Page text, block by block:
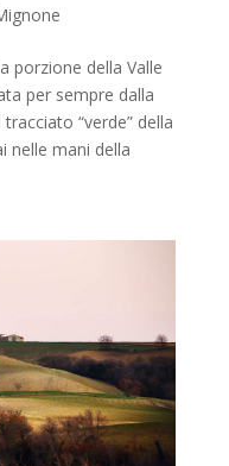
porzione della Valle
per sempre dalla
“verde” della
nelle mani della